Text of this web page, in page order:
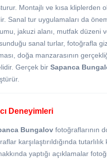
Montajlı ve kısa
Sanal tur uygulamaları da
jakuzi alanı, mutfak düzeni
sanal turlar, fotoğrafla
doğa manzarasının
Gerçek bir Sapanca
Deneyimleri
Bungalov fotoğraflarının
karşılaştırıldığında
yaptığı açıklamalar